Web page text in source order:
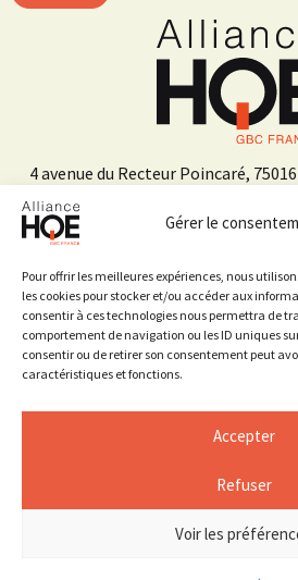
Gérer le
Pour offrir les meilleures expériences, nous
les cookies pour stocker et/ou accéder aux
consentir à ces technologies nous permettra de
comportement de navigation ou les ID uniques
consentir ou de retirer son consentement peut
caractéristiques et fonctions.
Accepter
Refuser
Voir les
4 avenue du Recteur Poincaré, 75016
Sur les réseaux
Mentions légales
Espace Presse